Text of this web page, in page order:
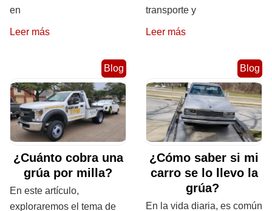
en
Leer más
transporte y
Leer más
Blog
¿Cuánto cobra una
grúa por milla?
En este artículo,
exploraremos el tema de
Blog
¿Cómo saber si mi
carro se lo llevo la
grúa?
En la vida diaria, es común